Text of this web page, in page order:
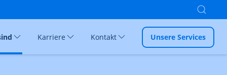
Karriere Kontakt Unsere Services